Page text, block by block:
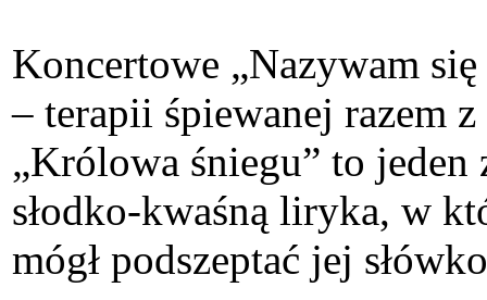
Koncertowe „Nazywam
– terapii śpiewanej razem
„Królowa śniegu” to
słodko-kwaśną liryka, w
mógł podszeptać jej